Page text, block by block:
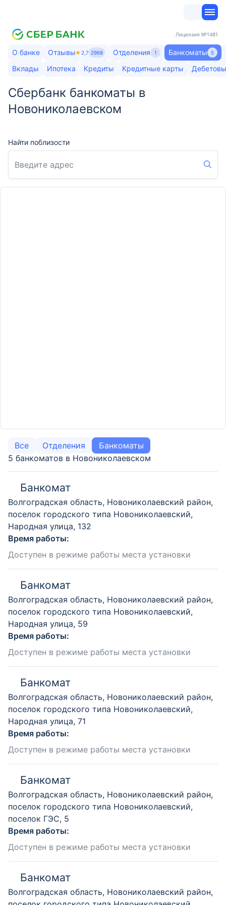
Лицензия №1481
О банке Отзывы 2,7 2968 Отделения 1 Банкоматы 5
Вклады
Ипотека Кредиты Кредитные карты
Сбербанк банкоматы в
Новониколаевском
Найти поблизости
Все Отделения
Банкоматы
5 банкоматов в Новониколаевском
Банкомат
Волгоградская область, Новониколаевский район,
поселок городского типа Новониколаевский,
Народная улица, 132
Время работы:
Доступен в режиме работы места установки
Банкомат
Волгоградская область, Новониколаевский район,
поселок городского типа Новониколаевский,
Народная улица, 59
Время работы:
Доступен в режиме работы места установки
Банкомат
Волгоградская область, Новониколаевский район,
поселок городского типа Новониколаевский,
Народная улица, 71
Время работы:
Доступен в режиме работы места установки
Банкомат
Волгоградская область, Новониколаевский район,
поселок городского типа Новониколаевский,
поселок ГЭС, 5
Время работы:
Доступен в режиме работы места установки
Банкомат
Волгоградская область, Новониколаевский район,